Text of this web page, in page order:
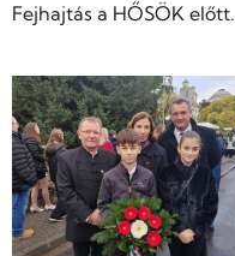
Fejhajtás a HŐSÖK előtt.